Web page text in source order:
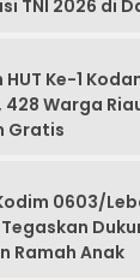
TNI 2026 di
Ke-1
Warga
Gratis
0603/
Tegaskan
Ramah Anak